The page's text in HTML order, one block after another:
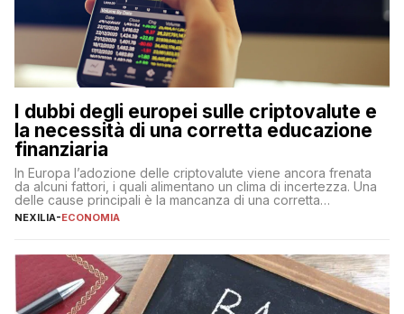
I dubbi degli europei sulle criptovalute e
la necessità di una corretta educazione
finanziaria
In Europa l’adozione delle criptovalute viene ancora frenata
da alcuni fattori, i quali alimentano un clima di incertezza. Una
delle cause principali è la mancanza di una corretta
educazione finanziaria, che impedisce ad una larga parte della
sulle criptovalute: […]
NEXILIA-ECONOMIA